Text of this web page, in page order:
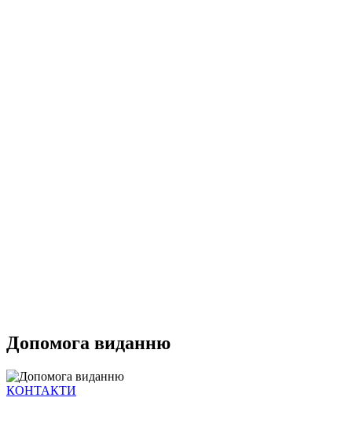
Допомога виданню
КОНТАКТИ